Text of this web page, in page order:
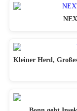
Kleiner Herd,